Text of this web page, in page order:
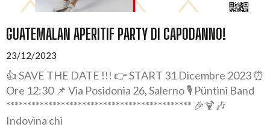
GUATEMALAN APERITIF PARTY DI CAPODANNO!
23/12/2023
👍 SAVE THE DATE !!! 👉 START 31 Dicembre 2023 ⏰
Ore 12:30 📌 Via Posidonia 26, Salerno 🎙️ Püntini Band
******************************************** 🎉🍹🎶
Indovina chi